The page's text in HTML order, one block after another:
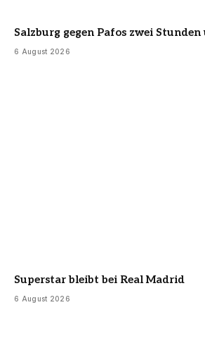
Salzburg gegen Pafos zwei
6 August 2026
Superstar bleibt bei Real Madrid
6 August 2026